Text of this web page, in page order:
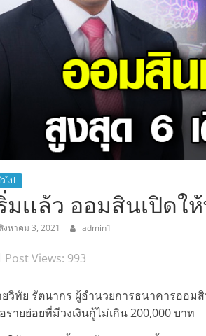
ไป
มเเล้ว ออมสินเปิดใ
งหาคม 3, 2021 admin1
Post Views: 993
วิทัย รัตนากร ผู้อำนวยการธนาคารออม
รายย่อยที่มีวงเงินกู้ไม่เกิน 200,000 บาท